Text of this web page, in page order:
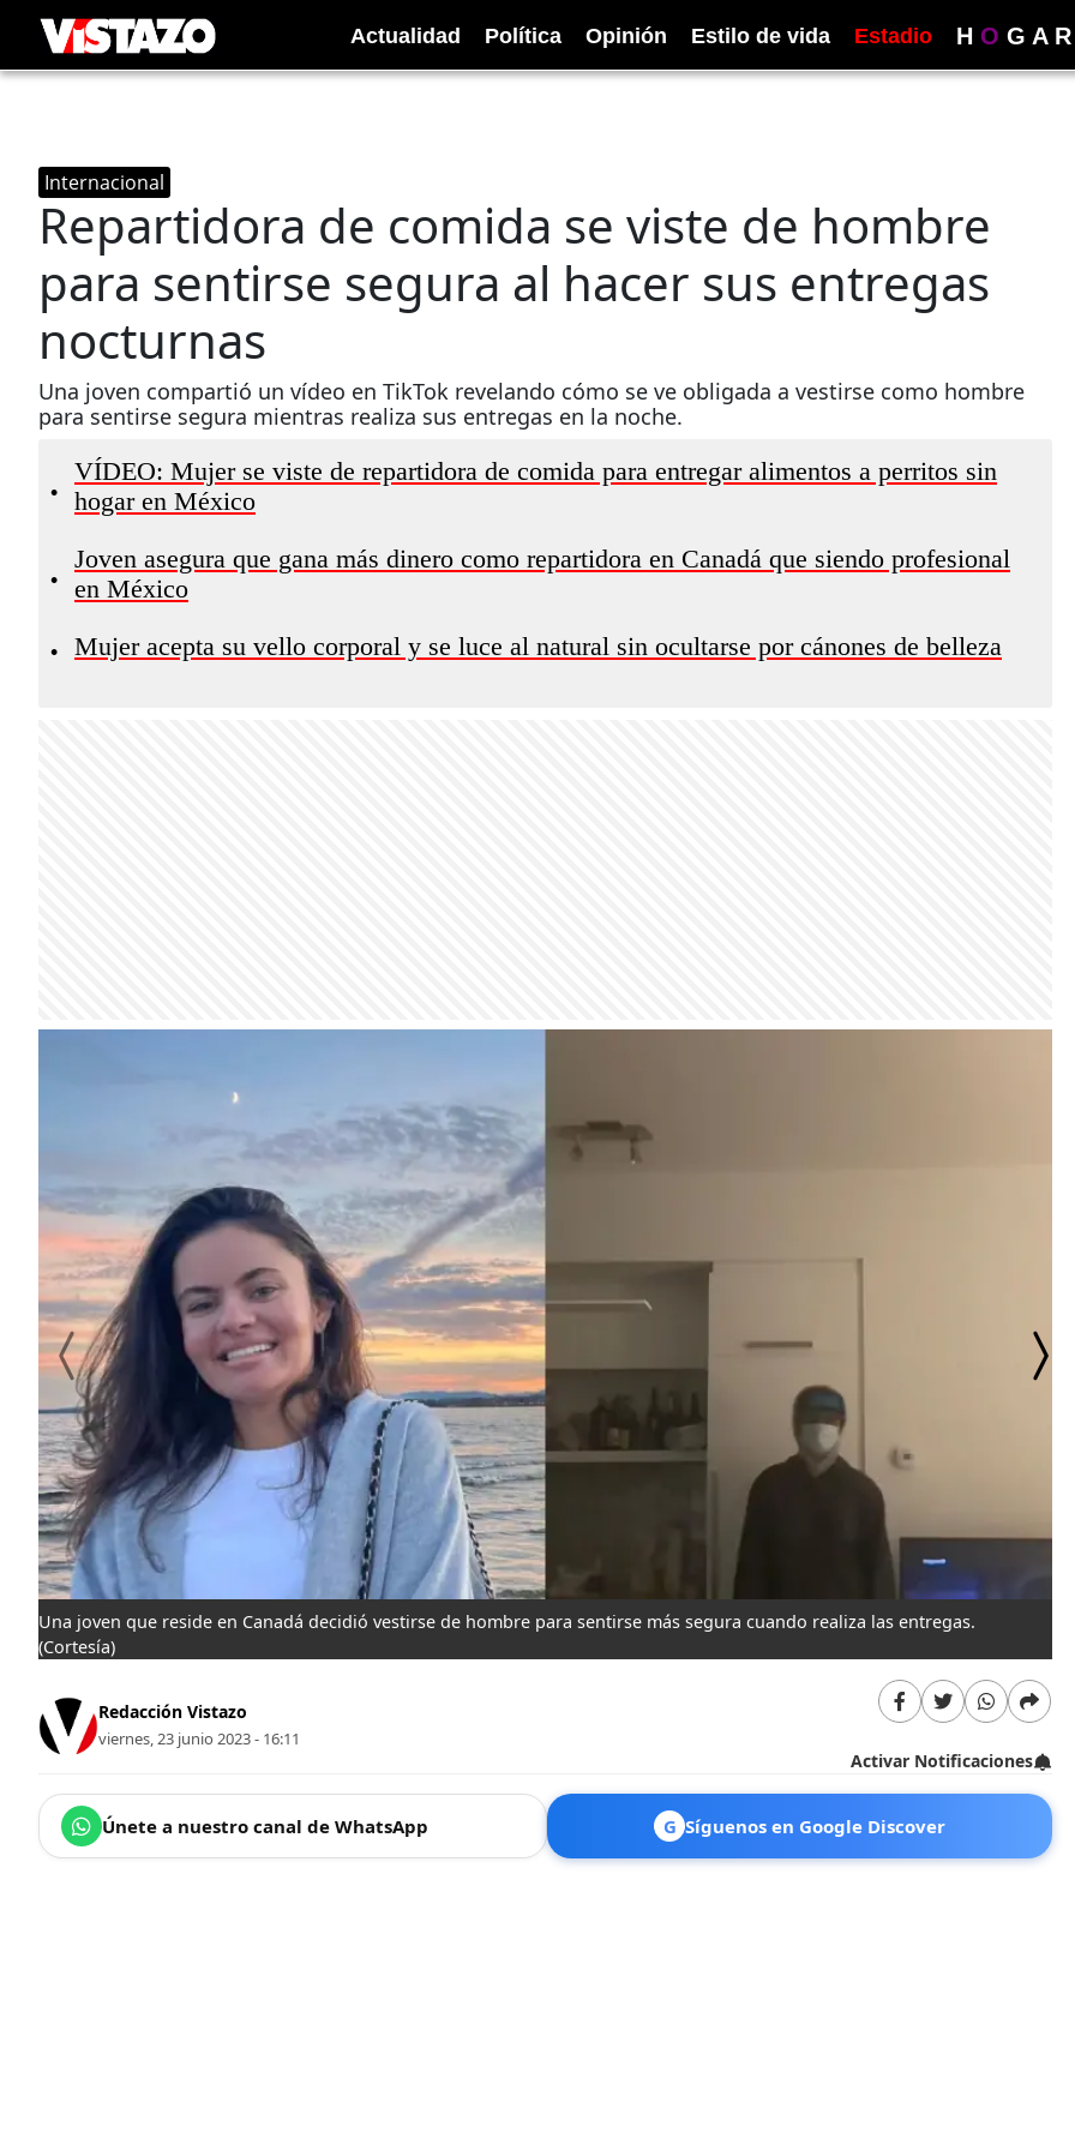
Actualidad Política Opinión Estilo de vida Estadio H O G A R
Internacional
Repartidora de comida se viste de hombre
para sentirse segura al hacer sus entregas
nocturnas
Una joven compartió un vídeo en TikTok revelando cómo se ve obligada a vestirse como hombre
para sentirse segura mientras realiza sus entregas en la noche.
•
VÍDEO: Mujer se viste de repartidora de comida para entregar alimentos a perritos sin
hogar en México
•
Joven asegura que gana más dinero como repartidora en Canadá que siendo profesional
en México
• Mujer acepta su vello corporal y se luce al natural sin ocultarse por cánones de belleza
Una joven que reside en Canadá decidió vestirse de hombre para sentirse más segura cuando realiza las entregas.
(Cortesía)
Redacción Vistazo
viernes, 23 junio 2023 - 16:11
Activar Notificaciones
Únete a nuestro canal de WhatsApp G Síguenos en Google Discover